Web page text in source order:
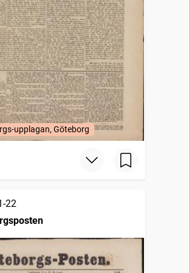
upplagan, Göteborg
22